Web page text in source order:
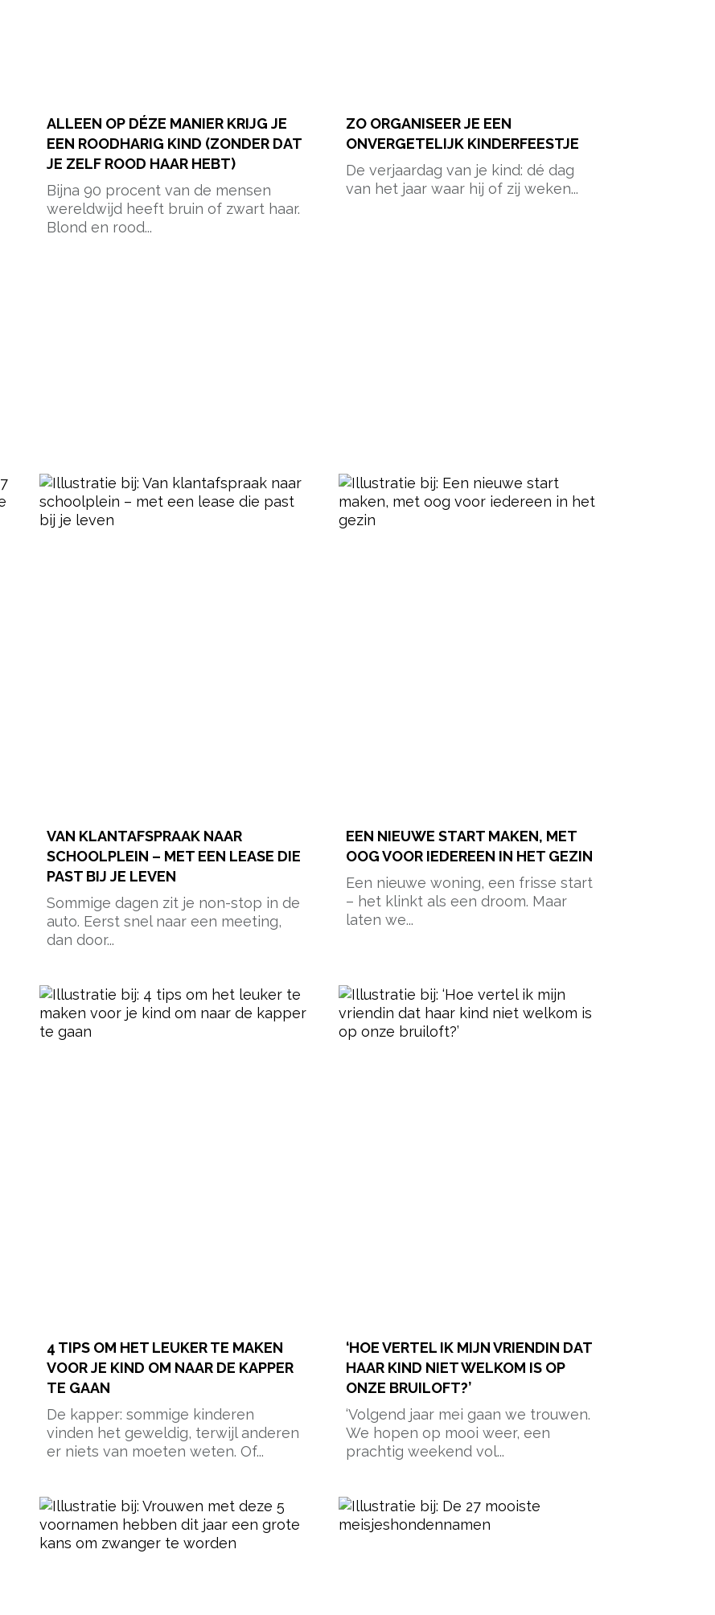
ALLEEN OP DÉZE MANIER KRIJG JE
EEN ROODHARIG KIND (ZONDER DAT
JE ZELF ROOD HAAR HEBT)
Bijna 90 procent van de mensen
wereldwijd heeft bruin of zwart haar.
Blond en rood...
ZO ORGANISEER JE EEN
ONVERGETELIJK KINDERFEESTJE
De verjaardag van je kind: dé dag
van het jaar waar hij of zij weken...
VAN KLANTAFSPRAAK NAAR
SCHOOLPLEIN – MET EEN LEASE DIE
PAST BIJ JE LEVEN
Sommige dagen zit je non-stop in de
auto. Eerst snel naar een meeting,
dan door...
EEN NIEUWE START MAKEN, MET
OOG VOOR IEDEREEN IN HET GEZIN
Een nieuwe woning, een frisse start
– het klinkt als een droom. Maar
laten we...
4 TIPS OM HET LEUKER TE MAKEN
VOOR JE KIND OM NAAR DE KAPPER
TE GAAN
De kapper: sommige kinderen
vinden het geweldig, terwijl anderen
er niets van moeten weten. Of...
‘HOE VERTEL IK MIJN VRIENDIN DAT
HAAR KIND NIET WELKOM IS OP
ONZE BRUILOFT?’
‘Volgend jaar mei gaan we trouwen.
We hopen op mooi weer, een
prachtig weekend vol...